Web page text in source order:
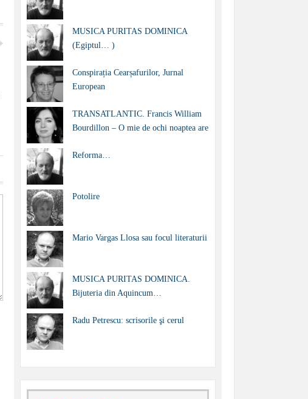
MUSICA PURITAS DOMINICA
(Egiptul… )
Conspirația Cearșafurilor, Jurnal
European
TRANSATLANTIC. Francis William
Bourdillon – O mie de ochi noaptea are
Reforma…
Potolire
Mario Vargas Llosa sau focul literaturii
MUSICA PURITAS DOMINICA.
Bijuteria din Aquincum…
Radu Petrescu: scrisorile şi cerul